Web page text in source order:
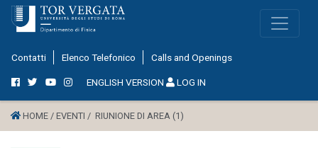
Contatti Elenco Telefonico Calls and Openings
ENGLISH VERSION LOG IN
HOME / EVENTI / RIUNIONE DI AREA (1)